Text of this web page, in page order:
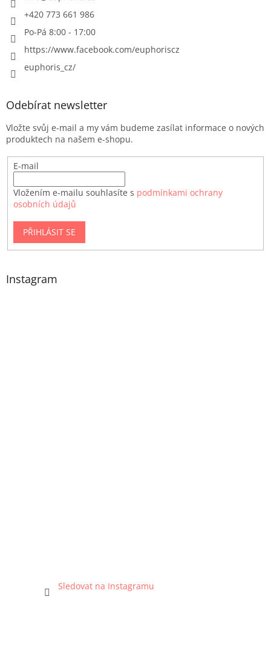
+420 773 661 986
Po-Pá 8:00 - 17:00
https://www.facebook.com/euphoriscz
euphoris_cz/
Odebírat newsletter
Vložte svůj e-mail a my vám budeme zasílat informace o nových
produktech na našem e-shopu.
E-mail
Vložením e-mailu souhlasíte s podmínkami ochrany
osobních údajů
PŘIHLÁSIT SE
Instagram
Sledovat na Instagramu